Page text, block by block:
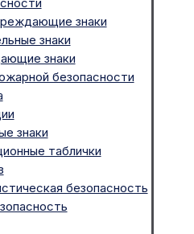
знаки
знаки
знаки
безопасности
знаки
таблички
безопасность